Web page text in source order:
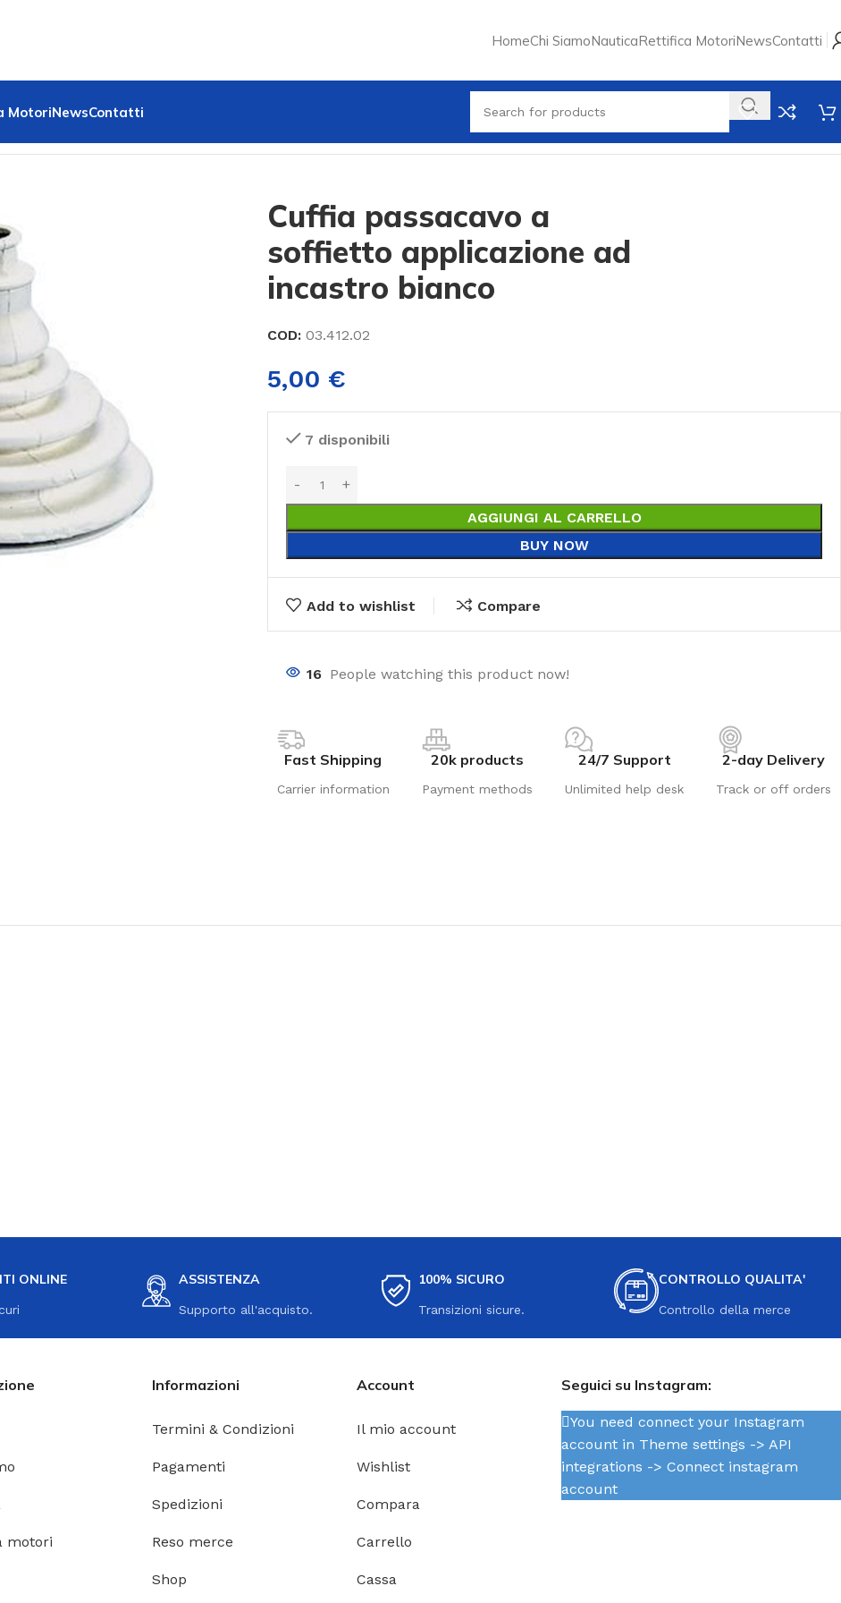
HomeChi SiamoNauticaRettifica MotoriNewsContatti
MotoriNewsContatti
Cuffia passacavo a
soffietto applicazione ad
incastro bianco
COD: 03.412.02
5,00 €
7 disponibili
AGGIUNGI AL CARRELLO
BUY NOW
Add to wishlist Compare
16 People watching this product now!
Fast Shipping
Carrier information
20k products
Payment methods
24/7 Support
Unlimited help desk
2-day Delivery
Track or off orders
ONLINE ASSISTENZA
Supporto all'acquisto.
100% SICURO
Transizioni sicure.
CONTROLLO QUALITA'
Controllo della merce
motori
Informazioni
Termini & Condizioni
Pagamenti
Spedizioni
Reso merce
Shop
Account
Il mio account
Wishlist
Compara
Carrello
Cassa
Seguici su Instagram:
You need connect your Instagram
account in Theme settings -> API
integrations -> Connect instagram
account